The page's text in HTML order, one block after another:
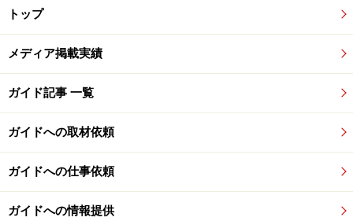
トップ
メディア掲載実績
ガイド記事 一覧
ガイドへの取材依頼
ガイドへの仕事依頼
ガイドへの情報提供